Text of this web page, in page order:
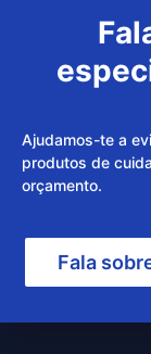
Ajudamos-te a
produtos de
orçamento.
Fala